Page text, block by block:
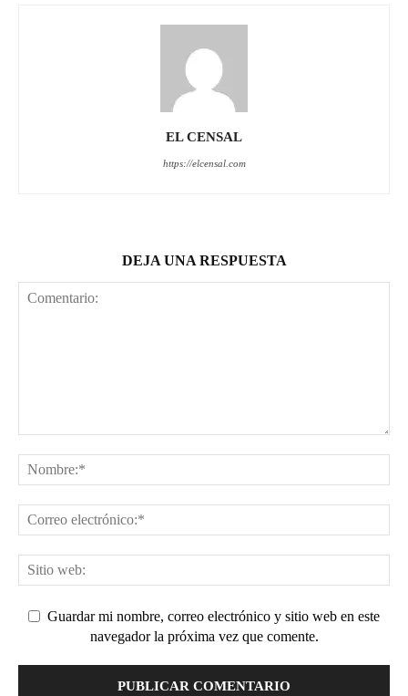
EL CENSAL
https://elcensal.com
DEJA UNA RESPUESTA
Guardar mi nombre, correo electrónico y sitio web en este
navegador la próxima vez que comente.